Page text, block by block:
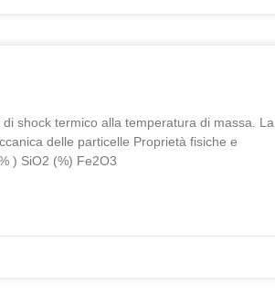
shock termico alla temperatura di massa. La
delle particelle Proprietà fisiche e
SiO2 (%) Fe2O3